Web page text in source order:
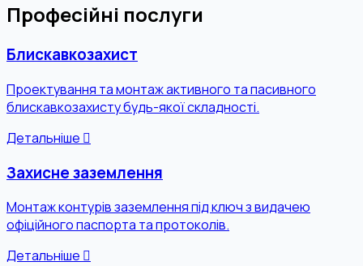
Професійні послуги
Блискавкозахист
Проектування та монтаж активного та пасивного
блискавкозахисту будь-якої складності.
Детальніше
Захисне заземлення
Монтаж контурів заземлення під ключ з видачею
офіційного паспорта та протоколів.
Детальніше